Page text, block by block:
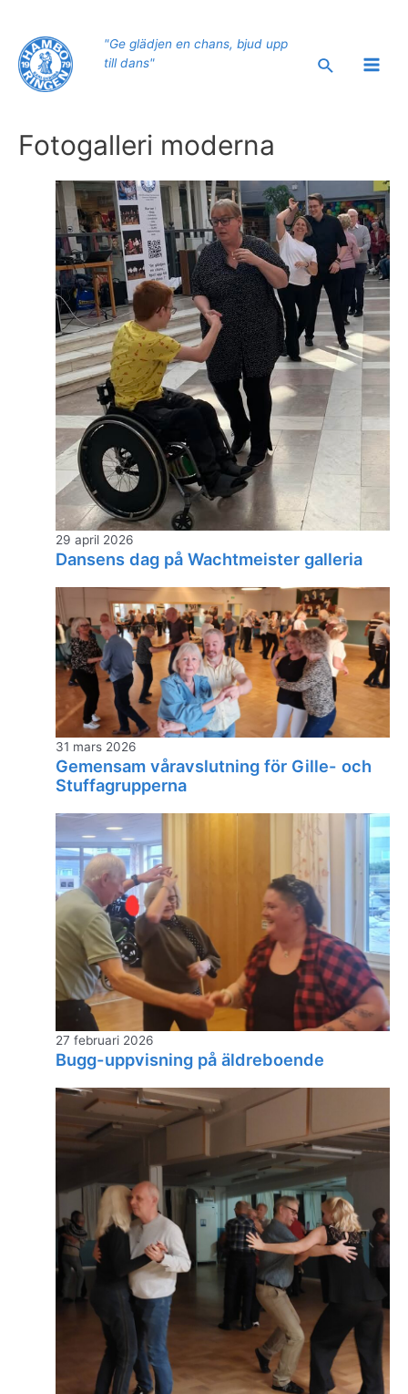
innehåll
"Ge glädjen en chans, bjud upp
till dans"
Sök
Main
Fotogalleri moderna
29 april 2026
Dansens dag på Wachtmeister galleria
31 mars 2026
Gemensam våravslutning för Gille- och
Stuffagrupperna
27 februari 2026
Bugg-uppvisning på äldreboende